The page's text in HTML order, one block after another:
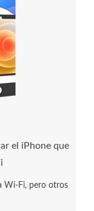
el iPhone que
Wi-Fi, pero otros